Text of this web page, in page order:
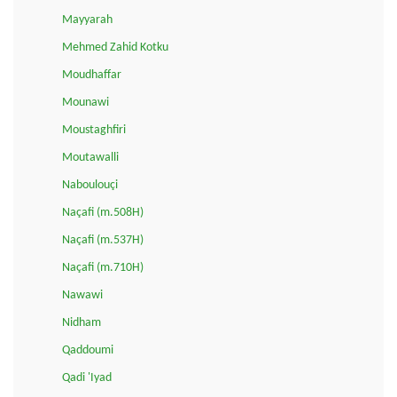
Mayyarah
Mehmed Zahid Kotku
Moudhaffar
Mounawi
Moustaghfiri
Moutawalli
Naboulouçi
Naçafi (m.508H)
Naçafi (m.537H)
Naçafi (m.710H)
Nawawi
Nidham
Qaddoumi
Qadi 'Iyad